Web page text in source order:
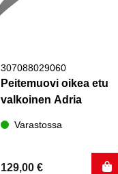
307088029060
Peitemuovi oikea etu
valkoinen Adria
Varastossa
129,00 €